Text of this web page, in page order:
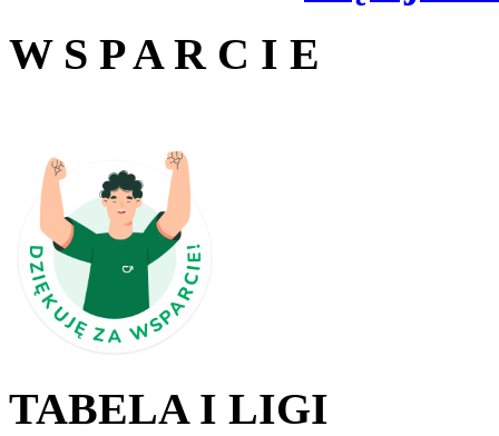
W S P A R C I E
TABELA I LIGI